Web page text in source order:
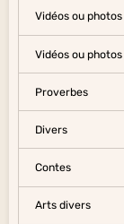
Vidéos ou
Vidéos ou
Proverbes
Divers
Contes
Arts divers